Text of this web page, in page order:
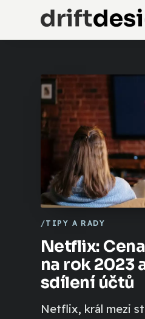
Netflix:
na rok 2023
sdílení účtů
Netflix, král mezi
TIPY A RADY